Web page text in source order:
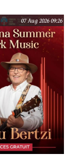
07 Aug 2026 09:26